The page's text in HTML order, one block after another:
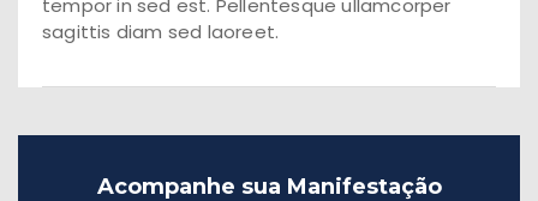
tempor in sed est. Pellentesque ullamcorper
sagittis diam sed laoreet.
Acompanhe sua Manifestação